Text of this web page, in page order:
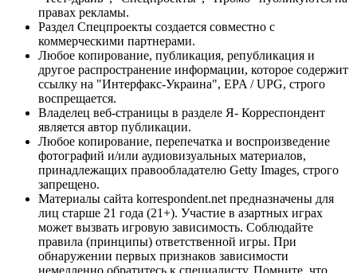
правах рекламы.
Раздел Спецпроекты создается совместно с
коммерческими партнерами.
Любое копирование, публикация, републикация и
другое распространение информации, которое содержит
ссылку на "Интерфакс-Украина", EPA / UPG, строго
воспрещается.
Владелец веб-страницы в разделе Я- Корреспондент
является автор публикации.
Любое копирование, перепечатка и воспроизведение
фотографий и/или аудиовизуальных материалов,
принадлежащих правообладателю Getty Images, строго
запрещено.
Материалы сайта korrespondent.net предназначены для
лиц старше 21 года (21+). Участие в азартных играх
может вызвать игровую зависимость. Соблюдайте
правила (принципы) ответственной игры. При
обнаружении первых признаков зависимости
немедленно обратитесь к специалисту. Помните, что